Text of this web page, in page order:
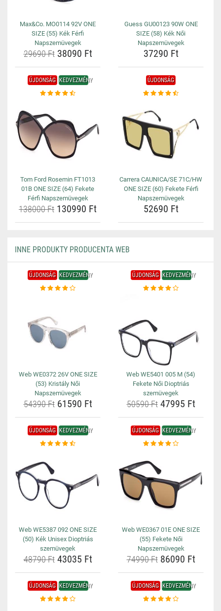
Max&Co. MO0114 92V ONE
SIZE (55) Kék Férfi
Napszemüvegek
29690 Ft38090 Ft
Guess GU00123 90W ONE
SIZE (58) Kék Női
Napszemüvegek
37290 Ft
ÚJDONSÁG KEDVEZMÉNY
Tom Ford Rosemin FT1013
01B ONE SIZE (64) Fekete
Férfi Napszemüvegek
138000 Ft 130990 Ft
ÚJDONSÁG
Carrera CAUNICA/SE 71C/HW
ONE SIZE (60) Fekete Férfi
Napszemüvegek
52690 Ft
INNE PRODUKTY PRODUCENTA WEB
ÚJDONSÁG KEDVEZMÉNY
Web WE0372 26V ONE SIZE
(53) Kristály Női
Napszemüvegek
54390 Ft61590 Ft
ÚJDONSÁG KEDVEZMÉNY
Web WE5401 005 M (54)
Fekete Női Dioptriás
szemüvegek
50590 Ft47995 Ft
ÚJDONSÁG KEDVEZMÉNY
Web WE5387 092 ONE SIZE
(50) Kék Unisex Dioptriás
szemüvegek
48790 Ft43035 Ft
ÚJDONSÁG KEDVEZMÉNY
Web WE0367 01E ONE SIZE
(55) Fekete Női
Napszemüvegek
74990 Ft86090 Ft
ÚJDONSÁG KEDVEZMÉNY ÚJDONSÁG KEDVEZMÉNY